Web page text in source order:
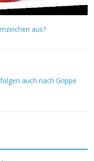
aus?
auch nach Grippe